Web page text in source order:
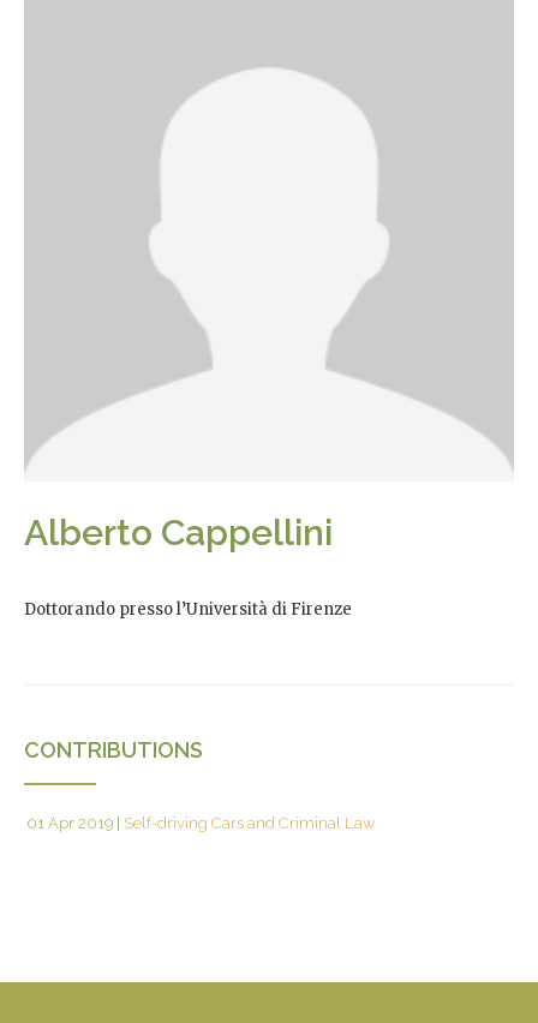
Alberto Cappellini
Dottorando presso l’Università di Firenze
CONTRIBUTIONS
01 Apr 2019 Self-driving Cars and Criminal Law